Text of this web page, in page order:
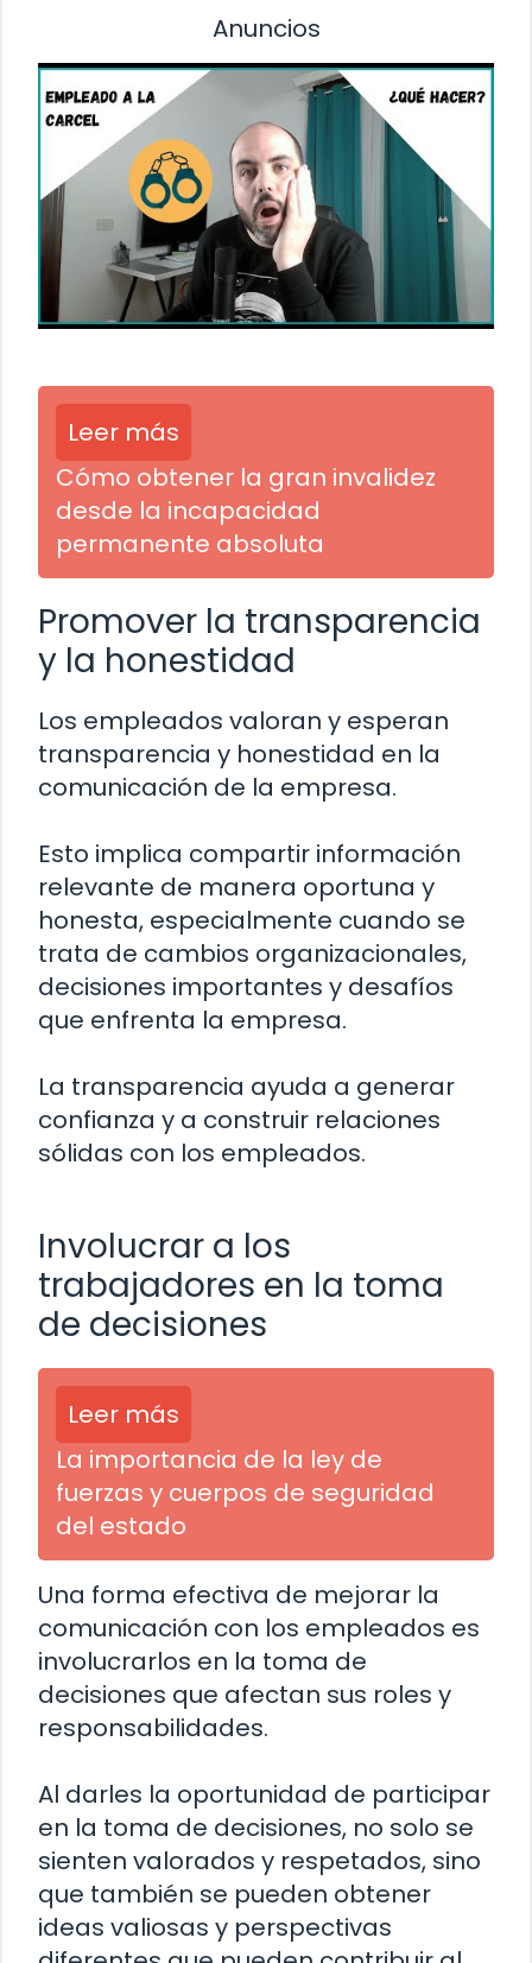
Anuncios
Leer más
Cómo obtener la gran invalidez
desde la incapacidad
permanente absoluta
Promover la transparencia
y la honestidad
Los empleados valoran y esperan
transparencia y honestidad en la
comunicación de la empresa.
Esto implica compartir información
relevante de manera oportuna y
honesta, especialmente cuando se
trata de cambios organizacionales,
decisiones importantes y desafíos
que enfrenta la empresa.
La transparencia ayuda a generar
confianza y a construir relaciones
sólidas con los empleados.
Involucrar a los
trabajadores en la toma
de decisiones
Leer más
La importancia de la ley de
fuerzas y cuerpos de seguridad
del estado
Una forma efectiva de mejorar la
comunicación con los empleados es
involucrarlos en la toma de
decisiones que afectan sus roles y
responsabilidades.
Al darles la oportunidad de participar
en la toma de decisiones, no solo se
sienten valorados y respetados, sino
que también se pueden obtener
ideas valiosas y perspectivas